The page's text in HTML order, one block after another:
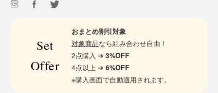
Set
Offer
おまとめ割引対象
対象商品なら組み合わせ自由！
2点購入 ➔3%OFF
4点以上 ➔6%OFF
※購入画面で自動適用されます。